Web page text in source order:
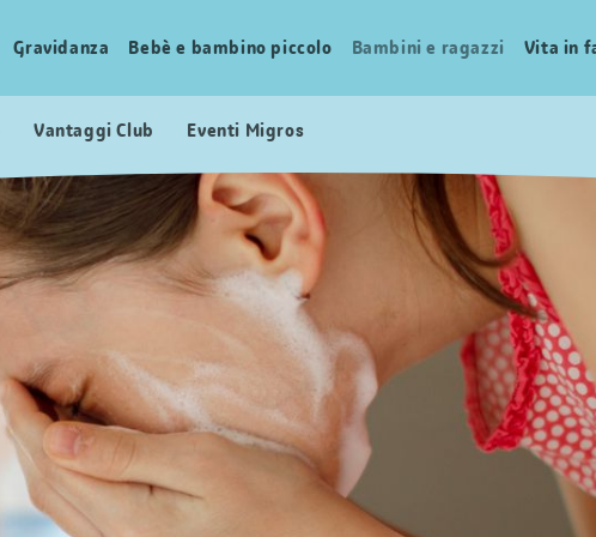
Gravidanza Bebè e bambino piccolo Bambini e ragazzi Vita in
Vantaggi Club Eventi Migros